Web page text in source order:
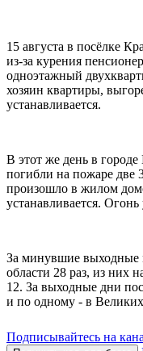
15 августа в посёлке
из-за курения
одноэтажный
хозяин квартиры,
устанавливается.
В этот же день в
погибли на пожаре две
произошло в жилом
устанавливается.
За минувшие выходные
области 28 раз, из них
12. За выходные дни
и по одному - в
Подписывайтесь на